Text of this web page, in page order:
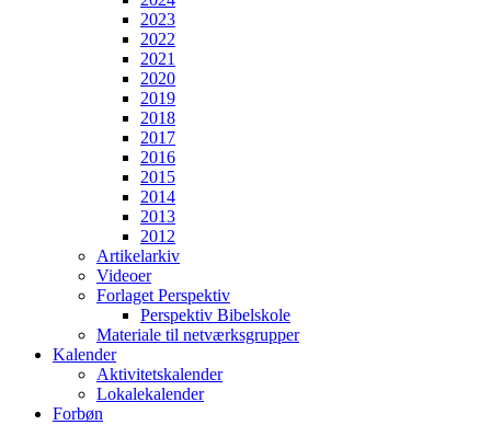
2023
2022
2021
2020
2019
2018
2017
2016
2015
2014
2013
2012
Artikelarkiv
Videoer
Forlaget Perspektiv
Perspektiv Bibelskole
Materiale til netværksgrupper
Kalender
Aktivitetskalender
Lokalekalender
Forbøn